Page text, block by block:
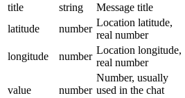
title
string Message title
latitude
number
Location latitude,
real number
longitude
number
Location longitude,
real number
value number
Number, usually
used in the chat